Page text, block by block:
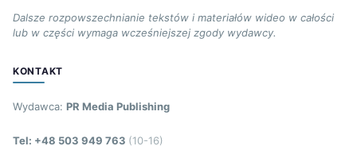
Dalsze rozpowszechnianie tekstów i materiałów wideo w całości
lub w części wymaga wcześniejszej zgody wydawcy.
KONTAKT
Wydawca: PR Media Publishing
Tel: +48 503 949 763 (10-16)